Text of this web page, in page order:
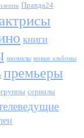
Правда24
актрисы
книги
мюзиклы новые альбомы
премьеры
сериалы